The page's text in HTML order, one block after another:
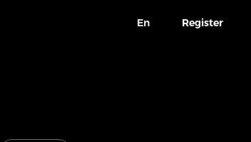
En Register